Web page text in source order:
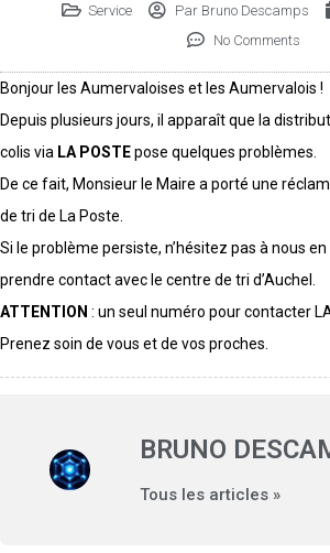
Service Par Bruno Descamps
No Comments
Bonjour les Aumervaloises et les Aumervalois !
Depuis plusieurs jours, il apparaît que la
colis via LA POSTEpose quelques problèmes.
De ce fait, Monsieur le Maire a porté une
de tri de La Poste.
Si le problème persiste, n’hésitez pas à nous
prendre contact avec le centre de tri d’Auchel.
ATTENTION : un seul numéro pour contacter
Prenez soin de vous et de vos proches.
BRUNO
Tous les articles »